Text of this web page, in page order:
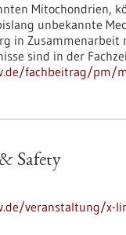
Mitochondrien,
unbekannte
in
sind in der
fachbeitrag/pm/
Safety
veranstaltung/x-